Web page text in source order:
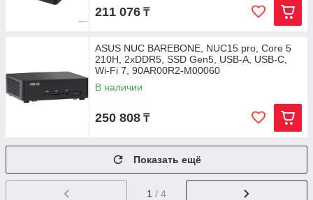
211 076 ₸
ASUS NUC BAREBONE, NUC15 pro, Core 5
210H, 2xDDR5, SSD Gen5, USB-A, USB-C,
Wi-Fi 7, 90AR00R2-M00060
В наличии
250 808 ₸
Показать ещё
1 / 4